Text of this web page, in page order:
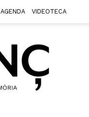
AGENDA VIDEOTECA